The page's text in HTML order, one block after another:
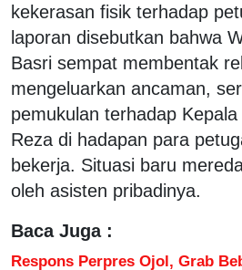
kekerasan fisik terhadap
laporan disebutkan bahwa
Basri sempat membentak
mengeluarkan ancaman,
pemukulan terhadap
Reza di hadapan para
bekerja. Situasi baru
oleh asisten pribadinya.
Baca Juga :
Respons Perpres Ojol, Grab